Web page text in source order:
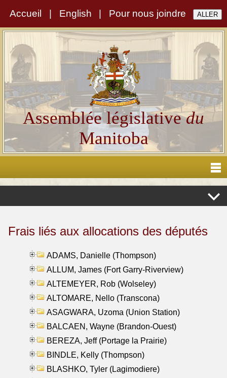
Accueil English Pour nous joindre
Assemblée législativedu
Manitoba
Frais liés aux allocations des députés
ADAMS, Danielle (Thompson)
ALLUM, James (Fort Garry-Riverview)
ALTEMEYER, Rob (Wolseley)
ALTOMARE, Nello (Transcona)
ASAGWARA, Uzoma (Union Station)
BALCAEN, Wayne (Brandon-Ouest)
BEREZA, Jeff (Portage la Prairie)
BINDLE, Kelly (Thompson)
BLASHKO, Tyler (Lagimodiere)